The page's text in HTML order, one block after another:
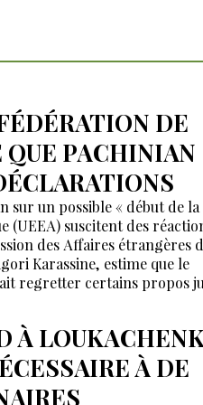
DE
QUE PACHINIAN
sur un possible « début de
(UEEA) suscitent des
des Affaires étrangères
Karassine, estime que le
regretter certains propos
avec calme.
À
À DE